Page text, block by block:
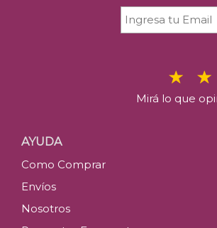
Mirá lo que
AYUDA
Como Comprar
Envíos
Nosotros